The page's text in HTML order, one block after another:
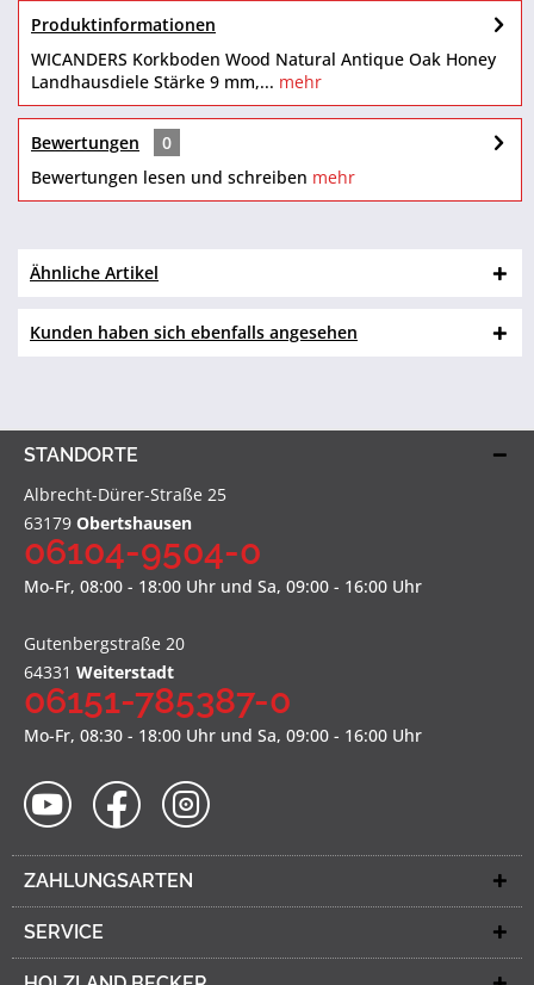
Produktinformationen
WICANDERS Korkboden Wood Natural Antique Oak Honey
Landhausdiele Stärke 9 mm,... mehr
Bewertungen
0
Bewertungen lesen und schreiben mehr
Ähnliche Artikel
Kunden haben sich ebenfalls angesehen
STANDORTE
Albrecht-Dürer-Straße 25
63179 Obertshausen
06104-9504-0
Mo-Fr, 08:00 - 18:00 Uhr und Sa, 09:00 - 16:00 Uhr
Gutenbergstraße 20
64331 Weiterstadt
06151-785387-0
Mo-Fr, 08:30 - 18:00 Uhr und Sa, 09:00 - 16:00 Uhr
ZAHLUNGSARTEN
SERVICE